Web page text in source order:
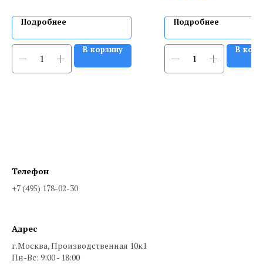
Подробнее
В корзину
Подробнее
В
Телефон
+7 (495) 178-02-30
Адрес
г.Москва, Производственная 10к1
Пн-Вс: 9:00 - 18:00